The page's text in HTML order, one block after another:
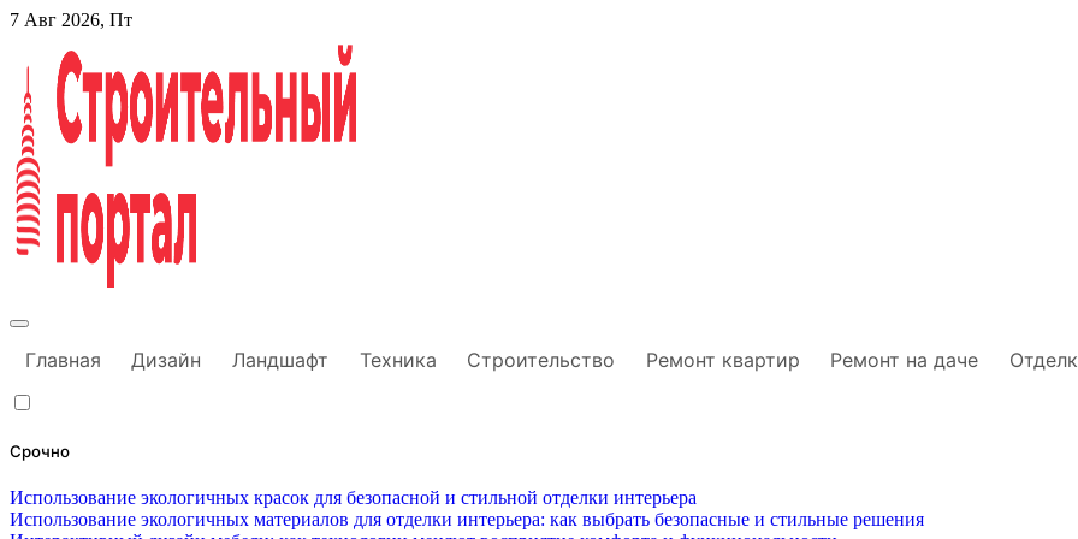
Перейти
содержанию
7 Авг 2026, Пт
Главная Дизайн Ландшафт Техника Строительство Ремонт квартир Ремонт на даче
Срочно
Использование экологичных красок для безопасной и стильной отделки интерьера
Использование экологичных материалов для отделки интерьера: как выбрать безопасные и стильные решения